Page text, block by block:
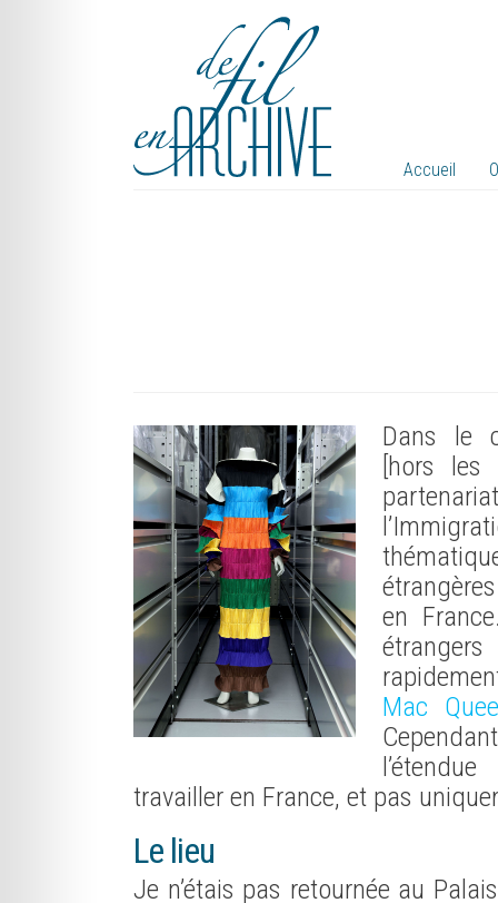
Accueil
Dans le
[hors les
en
Mac
travailler en France, et pas
Le lieu
Je n’étais pas retournée au